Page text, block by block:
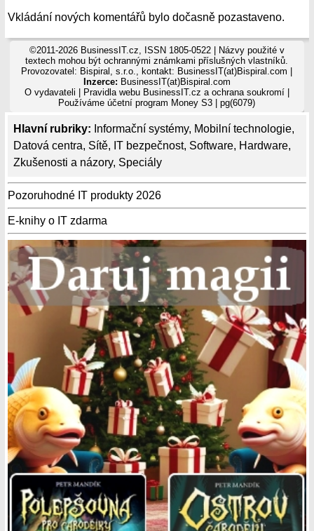
Hlavní rubriky: Informační systémy, Mobilní technologie,
Datová centra, Sítě, IT bezpečnost, Software, Hardware,
Zkušenosti a názory, Speciály
Pozoruhodné IT produkty 2026
E-knihy o IT zdarma
Vkládání nových komentářů bylo dočasně pozastaveno.
©2011-2026 BusinessIT.cz, ISSN 1805-0522 | Názvy použité v
textech mohou být ochrannými známkami příslušných vlastníků.
Provozovatel: Bispiral, s.r.o., kontakt: BusinessIT(at)Bispiral.com |
Inzerce: BusinessIT(at)Bispiral.com
O vydavateli
Pravidla webu BusinessIT.cz a ochrana soukromí|
Používámeúčetní program Money S3 | pg(6079)